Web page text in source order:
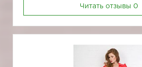
Читать отзывы 0